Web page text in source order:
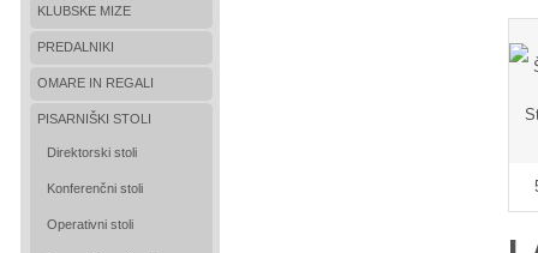
KLUBSKE MIZE
PREDALNIKI
OMARE IN REGALI
PISARNIŠKI STOLI
Direktorski stoli
Konferenčni stoli
Operativni stoli